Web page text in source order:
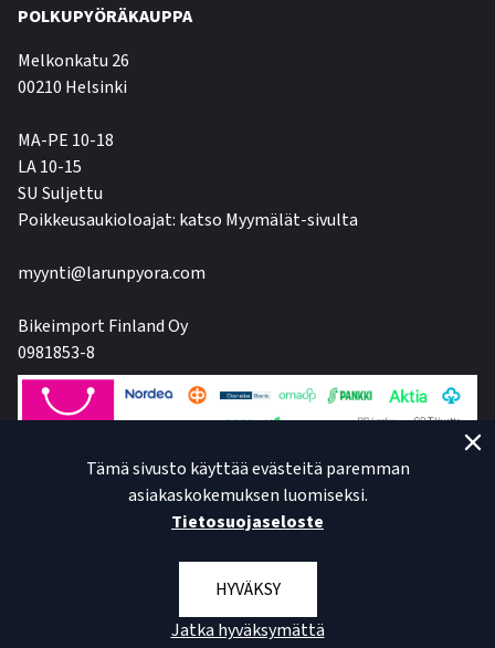
POLKUPYÖRÄKAUPPA
Melkonkatu 26
00210 Helsinki
MA-PE 10-18
LA 10-15
SU Suljettu
Poikkeusaukioloajat: katso Myymälät-sivulta
myynti@larunpyora.com
Bikeimport Finland Oy
0981853-8
Tämä sivusto käyttää evästeitä paremman
asiakaskokemuksen luomiseksi.
Tietosuojaseloste
HYVÄKSY
Jatka hyväksymättä